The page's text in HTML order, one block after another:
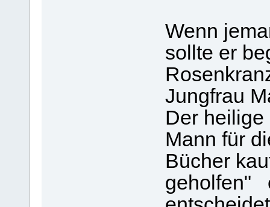
Wenn
sollte er
Jungfrau
Der
Mann für
Bücher
geholfen"